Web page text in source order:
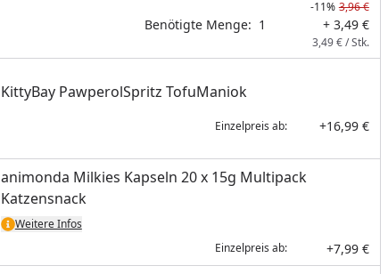
-11% 3,96 €
Benötigte Menge: 1 + 3,49 €
3,49 € / Stk.
KittyBay PawperolSpritz TofuManiok
Einzelpreis ab: +16,99 €
animonda Milkies Kapseln 20 x 15g Multipack
Katzensnack
Weitere Infos
Einzelpreis ab:
+7,99 €